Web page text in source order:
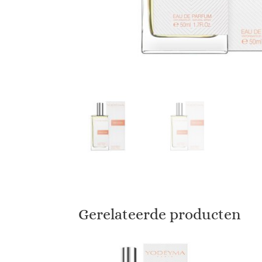
Gerelateerde producten